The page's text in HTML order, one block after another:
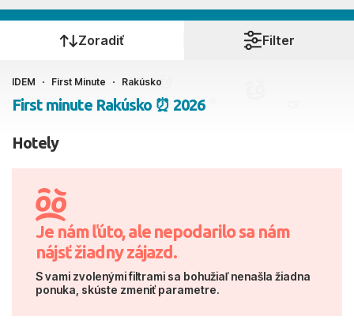
Kedy cestujete?
Ako cestujete?
2 dospelí, 0 deti
Zoradiť Filter
IDEM First Minute Rakúsko
First minute Rakúsko ⏰ 2026
Hotely
Je nám ľúto, ale nepodarilo sa nám
nájsť žiadny zájazd.
S vami zvolenými filtrami sa bohužiaľ nenašla žiadna
ponuka, skúste zmeniť parametre.